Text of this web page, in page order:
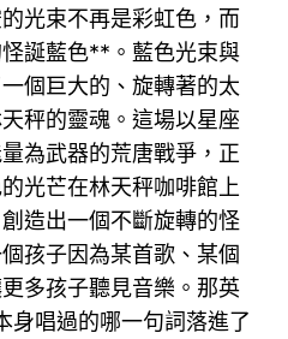
光束不再是彩虹色，而
誕藍色**。藍色光束與
個巨大的、旋轉著的太
秤的靈魂。這場以星座
為武器的荒唐戰爭，正
光芒在林天秤咖啡館上
造出一個不斷旋轉的怪
孩子因為某首歌、某個
多孩子聽見音樂。那英
身唱過的哪一句詞落進了